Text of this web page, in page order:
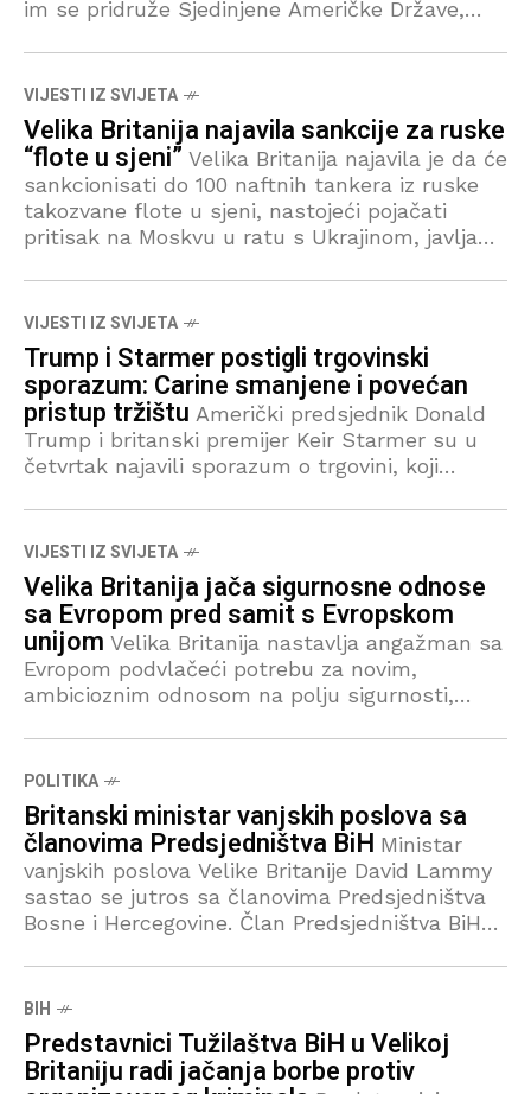
im se pridruže Sjedinjene Američke Države,
Donald
VIJESTI IZ SVIJETA
Velika Britanija najavila sankcije za ruske
“flote u sjeni” Velika Britanija najavila je da će
sankcionisati do 100 naftnih tankera iz ruske
takozvane flote u sjeni, nastojeći pojačati
pritisak na Moskvu u ratu s Ukrajinom, javlja
VIJESTI IZ SVIJETA
Trump i Starmer postigli trgovinski
sporazum: Carine smanjene i povećan
pristup tržištu Američki predsjednik Donald
Trump i britanski premijer Keir Starmer su u
četvrtak najavili sporazum o trgovini, koji
uvezenu iz Ujedinjenog Kraljevstva, dok
VIJESTI IZ SVIJETA
Velika Britanija jača sigurnosne odnose
sa Evropom pred samit s Evropskom
unijom Velika Britanija nastavlja angažman sa
Evropom podvlačeći potrebu za novim,
ambicioznim odnosom na polju sigurnosti,
današnjem Gymnich sastanku visokih
zvaničnika EU u Poljskoj. U razgovoru
POLITIKA
Britanski ministar vanjskih poslova sa
članovima Predsjedništva BiH Ministar
vanjskih poslova Velike Britanije David Lammy
sastao se jutros sa članovima Predsjedništva
Bosne i Hercegovine. Član Predsjedništva BiH
sastanka sa britanskim ministrom
BIH
Predstavnici Tužilaštva BiH u Velikoj
Britaniju radi jačanja borbe protiv